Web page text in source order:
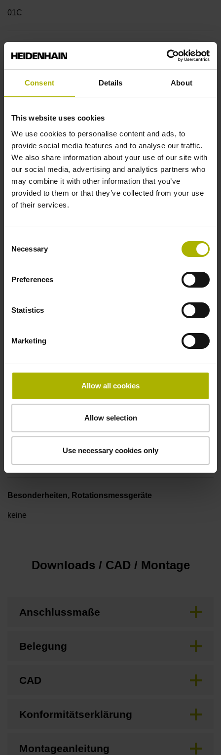
Consent Details About
This website uses cookies
We use cookies to personalise content and ads, to
provide social media features and to analyse our traffic.
We also share information about your use of our site with
our social media, advertising and analytics partners who
may combine it with other information that you’ve
provided to them or that they’ve collected from your use
of their services.
Selection
Necessary
Preferences
Statistics
Marketing
Allow all cookies
Allow selection
Use necessary cookies only
01C
Vollwelle, Durchmesser 6 mm, Länge 9,5 mm
Schutzart
IP66 (EN60529)
Kabelausgang axial und radial verwendbar
Kabellänge
Besonderheiten, Rotationsmessgeräte
keine
Downloads / CAD / Montage
Anschlussmaße
Belegung
CAD
Konformitätserklärung
Montageanleitung